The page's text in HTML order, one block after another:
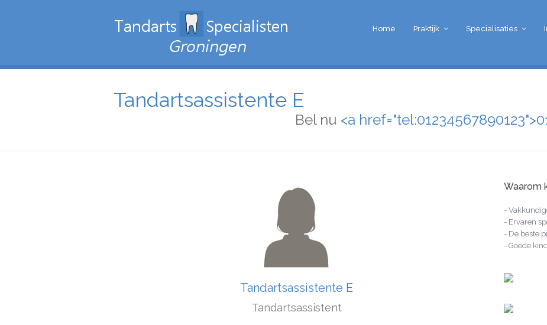
Home Praktijk Specialisaties
Tandartsassistente E
Bel nu <a
Tandartsassistente E
Tandartsassistent
Waarom
-
- Ervaren
- De beste
- Goede